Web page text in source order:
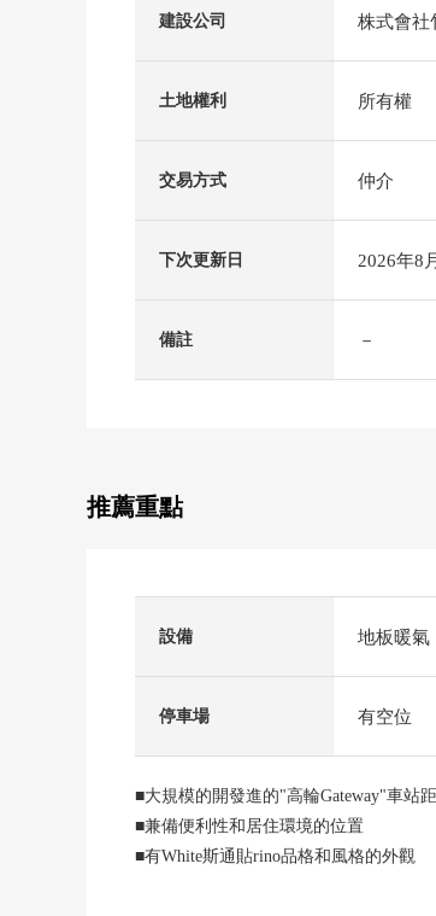
建設公司 株式會社
土地權利 所有權
交易方式 仲介
下次更新日 2026年8
備註 －
推薦重點
設備 地板暖氣
停車場 有空位
■大規模的開發進的"高輪Gateway"車站
■兼備便利性和居住環境的位置
■有White斯通貼rino品格和風格的外觀